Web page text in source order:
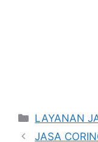
Categories
LAYANAN
JASA